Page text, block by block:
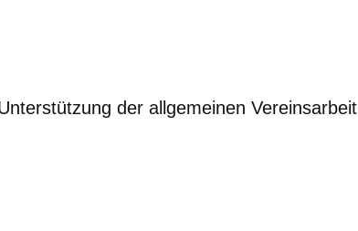
der allgemeinen Vereinsarbeit